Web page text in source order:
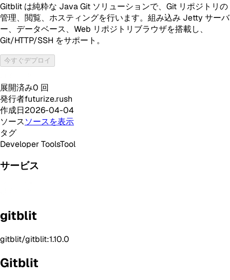
Gitblit は純粋な Java Git ソリューションで、Git リポジトリの
管理、閲覧、ホスティングを行います。組み込み Jetty サーバ
ー、データベース、Web リポジトリブラウザを搭載し、
Git/HTTP/SSH をサポート。
今すぐデプロイ
展開済み0 回
発行者futurize.rush
作成日2026-04-04
ソースソースを表示
タグ
Developer ToolsTool
サービス
gitblit
gitblit/gitblit:1.10.0
Gitblit